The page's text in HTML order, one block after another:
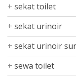
sekat toilet
sekat urinoir
sekat urinoir
sewa toilet